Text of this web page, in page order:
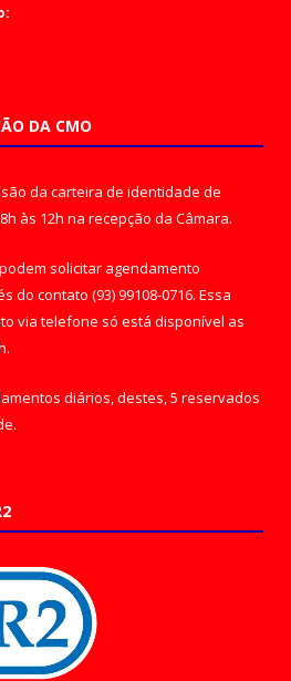
DA CMO
da carteira de identidade de
às 12h na recepção da Câmara.
solicitar agendamento
do contato (93) 99108-0716. Essa
via telefone só está disponível as
diários, destes, 5 reservados